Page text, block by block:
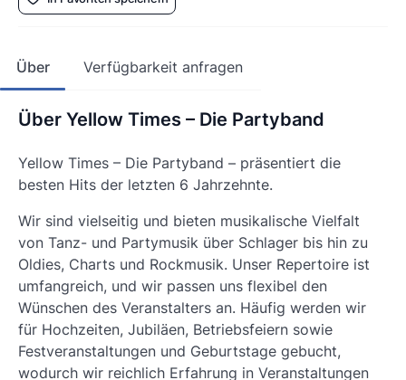
Über Verfügbarkeit anfragen
Über Yellow Times – Die Partyband
Yellow Times – Die Partyband – präsentiert die
besten Hits der letzten 6 Jahrzehnte.
Wir sind vielseitig und bieten musikalische Vielfalt
von Tanz- und Partymusik über Schlager bis hin zu
Oldies, Charts und Rockmusik. Unser Repertoire ist
umfangreich, und wir passen uns flexibel den
Wünschen des Veranstalters an. Häufig werden wir
für Hochzeiten, Jubiläen, Betriebsfeiern sowie
Festveranstaltungen und Geburtstage gebucht,
wodurch wir reichlich Erfahrung in Veranstaltungen